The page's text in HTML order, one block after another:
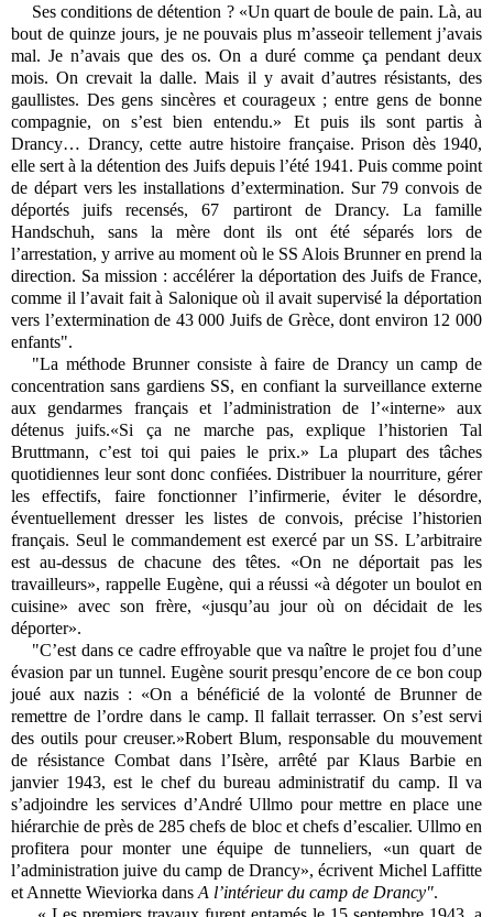
Ses conditions de détention ? «Un quart de boule de pain. Là, au
bout de quinze jours, je ne pouvais plus m’asseoir tellement j’avais
mal. Je n’avais que des os. On a duré comme ça pendant deux
mois. On crevait la dalle. Mais il y avait d’autres résistants, des
gaullistes. Des gens sincères et courageux ; entre gens de bonne
compagnie, on s’est bien entendu.» Et puis ils sont partis à
Drancy… Drancy, cette autre histoire française. Prison dès 1940,
elle sert à la détention des Juifs depuis l’été 1941. Puis comme point
de départ vers les installations d’extermination. Sur 79 convois de
déportés juifs recensés, 67 partiront de Drancy. La famille
Handschuh, sans la mère dont ils ont été séparés lors de
l’arrestation, y arrive au moment où le SS Alois Brunner en prend la
direction. Sa mission : accélérer la déportation des Juifs de France,
comme il l’avait fait à Salonique où il avait supervisé la déportation
vers l’extermination de 43 000 Juifs de Grèce, dont environ 12 000
enfants".
"La méthode Brunner consiste à faire de Drancy un camp de
concentration sans gardiens SS, en confiant la surveillance externe
aux gendarmes français et l’administration de l’«interne» aux
détenus juifs.«Si ça ne marche pas, explique l’historien Tal
Bruttmann, c’est toi qui paies le prix.» La plupart des tâches
quotidiennes leur sont donc confiées. Distribuer la nourriture, gérer
les effectifs, faire fonctionner l’infirmerie, éviter le désordre,
éventuellement dresser les listes de convois, précise l’historien
français. Seul le commandement est exercé par un SS. L’arbitraire
est au-dessus de chacune des têtes. «On ne déportait pas les
travailleurs», rappelle Eugène, qui a réussi «à dégoter un boulot en
cuisine» avec son frère, «jusqu’au jour où on décidait de les
déporter».
"C’est dans ce cadre effroyable que va naître le projet fou d’une
évasion par un tunnel. Eugène sourit presqu’encore de ce bon coup
joué aux nazis : «On a bénéficié de la volonté de Brunner de
remettre de l’ordre dans le camp. Il fallait terrasser. On s’est servi
des outils pour creuser.»Robert Blum, responsable du mouvement
de résistance Combat dans l’Isère, arrêté par Klaus Barbie en
janvier 1943, est le chef du bureau administratif du camp. Il va
s’adjoindre les services d’André Ullmo pour mettre en place une
hiérarchie de près de 285 chefs de bloc et chefs d’escalier. Ullmo en
profitera pour monter une équipe de tunneliers, «un quart de
l’administration juive du camp de Drancy», écrivent Michel Laffitte
et Annette Wieviorka dans A l’intérieur du camp de Drancy".